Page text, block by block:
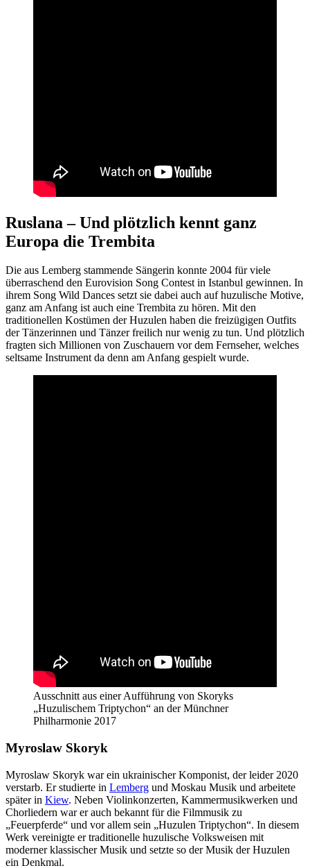
Ruslana – Und plötzlich kennt ganz
Europa die Trembita
Die aus Lemberg stammende Sängerin konnte 2004 für viele
überraschend den Eurovision Song Contest in Istanbul gewinnen. In
ihrem Song Wild Dances setzt sie dabei auch auf huzulische Motive,
ganz am Anfang ist auch eine Trembita zu hören. Mit den
traditionellen Kostümen der Huzulen haben die freizügigen Outfits
der Tänzerinnen und Tänzer freilich nur wenig zu tun. Und plötzlich
fragten sich Millionen von Zuschauern vor dem Fernseher, welches
seltsame Instrument da denn am Anfang gespielt wurde.
Ausschnitt aus einer Aufführung von Skoryks
„Huzulischem Triptychon“ an der Münchner
Philharmonie 2017
Myroslaw Skoryk
Myroslaw Skoryk war ein ukrainischer Komponist, der leider 2020
verstarb. Er studierte in Lemberg und Moskau Musik und arbeitete
später in Kiew. Neben Violinkonzerten, Kammermusikwerken und
Chorliedern war er auch bekannt für die Filmmusik zu
„Feuerpferde“ und vor allem sein „Huzulen Triptychon“. In diesem
Werk vereinigte er traditionelle huzulische Volksweisen mit
moderner klassischer Musik und setzte so der Musik der Huzulen
ein Denkmal.